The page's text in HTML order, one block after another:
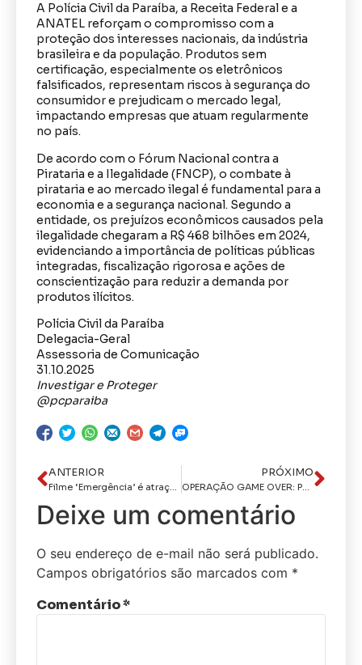
A Polícia Civil da Paraíba, a Receita Federal e a
ANATEL reforçam o compromisso com a
proteção dos interesses nacionais, da indústria
brasileira e da população. Produtos sem
certificação, especialmente os eletrônicos
falsificados, representam riscos à segurança do
consumidor e prejudicam o mercado legal,
impactando empresas que atuam regularmente
no país.
De acordo com o Fórum Nacional contra a
Pirataria e a Ilegalidade (FNCP), o combate à
pirataria e ao mercado ilegal é fundamental para a
economia e a segurança nacional. Segundo a
entidade, os prejuízos econômicos causados pela
ilegalidade chegaram a R$ 468 bilhões em 2024,
evidenciando a importância de políticas públicas
integradas, fiscalização rigorosa e ações de
conscientização para reduzir a demanda por
produtos ilícitos.
Polícia Civil da Paraíba
Delegacia-Geral
Assessoria de Comunicação
31.10.2025
Investigar e Proteger
@pcparaiba
ANTERIOR
Filme ‘Emergência’ é atração de novembro do Cineclube da FCJA
PRÓXIMO
OPERAÇÃO GAME OVER: Polícia Civil prende foragido por comércio ilegal de armas e realiza prisão por porte ilegal de arma de fogo
Deixe um comentário
O seu endereço de e-mail não será publicado.
Campos obrigatórios são marcados com *
Comentário*